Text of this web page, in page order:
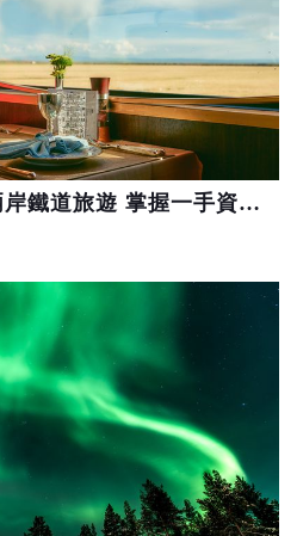
頂級列車專家 深耕兩岸鐵道旅遊 掌握一手資源 旅客的最佳夥伴